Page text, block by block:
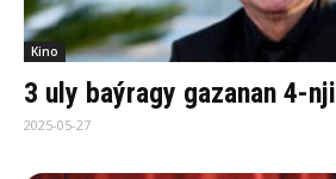
Kino
3 uly baýragy gazanan 4-
2025-05-27